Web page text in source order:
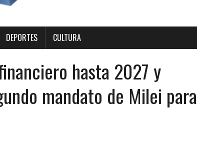
DEPORTES CULTURA
hasta 2027 y
mandato de Milei para